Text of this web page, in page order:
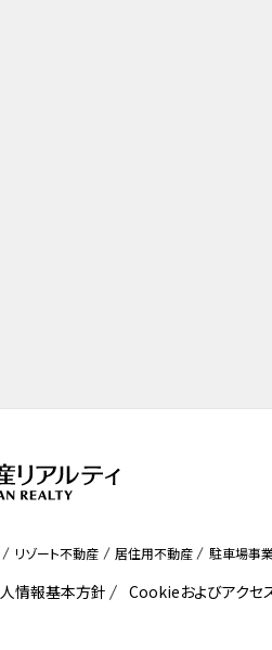
リゾート不動産 居住用不動産 駐車場事
情報基本方針 Cookieおよびアクセ